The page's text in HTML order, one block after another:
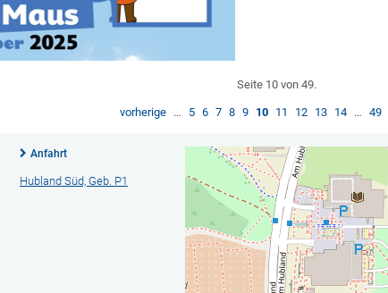
Seite 10 von 49.
vorherige … 5 6 7 8 9 10 11 12 13 14 … 49
Anfahrt
Hubland Süd, Geb. P1